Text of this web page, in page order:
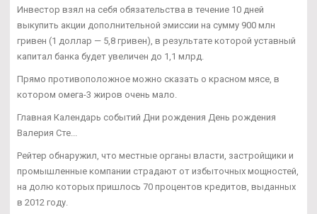
Инвестор взял на себя обязательства в течение 10 дней
выкупить акции дополнительной эмиссии на сумму 900 млн
гривен (1 доллар — 5,8 гривен), в результате которой уставный
капитал банка будет увеличен до 1,1 млрд.
Прямо противоположное можно сказать о красном мясе, в
котором омега-3 жиров очень мало.
Главная Календарь событий Дни рождения День рождения
Валерия Сте...
Рейтер обнаружил, что местные органы власти, застройщики и
промышленные компании страдают от избыточных мощностей,
на долю которых пришлось 70 процентов кредитов, выданных
в 2012 году.